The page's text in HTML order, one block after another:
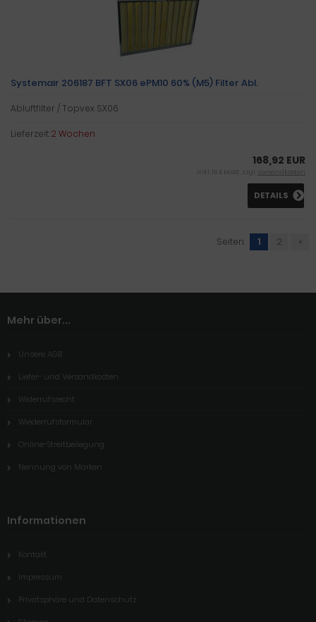
Systemair 206187 BFT SX06 ePM10 60% (M5) Filter Abl.
Abluftfilter / Topvex SX06
Lieferzeit:2 Wochen
168,92 EUR
inkl. 19 % MwSt. zzgl. Versandkosten
DETAILS
Seiten: 1 2 »
Mehr über...
Unsere AGB
Liefer- und Versandkosten
Widerrufsrecht
Wiederrufsformular
Online-Streitbeilegung
Nennung von Marken
Informationen
Kontakt
Impressum
Privatsphäre und Datenschutz